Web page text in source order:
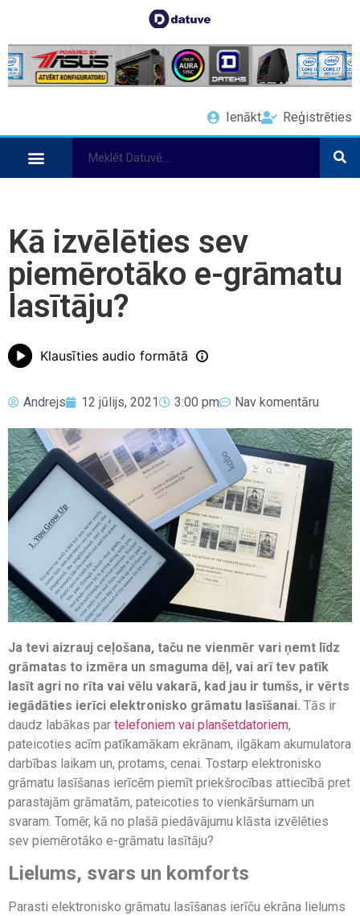
Ienākt Reģistrēties
Kā izvēlēties sev
piemērotāko e-grāmatu
lasītāju?
Klausīties audio formātā
Andrejs 12 jūlijs, 2021 3:00 pm Nav komentāru
Ja tevi aizrauj ceļošana, taču ne vienmēr vari ņemt līdz
grāmatas to izmēra un smaguma dēļ, vai arī tev patīk
lasīt agri no rīta vai vēlu vakarā, kad jau ir tumšs, ir vērts
iegādāties ierīci elektronisko grāmatu lasīšanai. Tās ir
daudz labākas par telefoniem vai planšetdatoriem,
pateicoties acīm patīkamākam ekrānam, ilgākam akumulatora
darbības laikam un, protams, cenai. Tostarp elektronisko
grāmatu lasīšanas ierīcēm piemīt priekšrocības attiecībā pret
parastajām grāmatām, pateicoties to vienkāršumam un
svaram. Tomēr, kā no plašā piedāvājumu klāsta izvēlēties
sev piemērotāko e-grāmatu lasītāju?
Lielums, svars un komforts
Parasti elektronisko grāmatu lasīšanas ierīču ekrāna lielums